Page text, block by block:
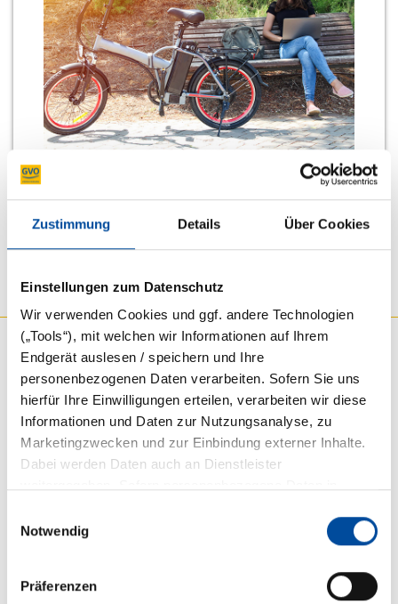
Zustimmung Details Über Cookies
Einstellungen zum Datenschutz
Wir verwenden Cookies und ggf. andere Technologien
(„Tools“), mit welchen wir Informationen auf Ihrem
Endgerät auslesen / speichern und Ihre
personenbezogenen Daten verarbeiten. Sofern Sie uns
hierfür Ihre Einwilligungen erteilen, verarbeiten wir diese
Informationen und Daten zur Nutzungsanalyse, zu
Marketingzwecken und zur Einbindung externer Inhalte.
Dabei werden Daten auch an Dienstleister
Behörden auf diese Daten zugreifen und sie auswerten,
sowie Ihre Betroffenenrechte nicht durchgesetzt werden
könnten. Mit einem Klick auf „Alle auswählen“ willigen Sie
in den Zugriff auf bzw. die Speicherung von Informationen
Notwendig
Präferenzen
* Die mit einem Sternchen versehenen Felder sind Pflichtfelder, bitte
ausfüllen.
Produkte
Haus und Wohnen
Haftpflicht
E-Bike/Fahrrad
Gewerbe